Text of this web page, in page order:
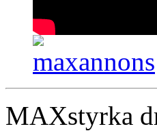
MAXstyrka